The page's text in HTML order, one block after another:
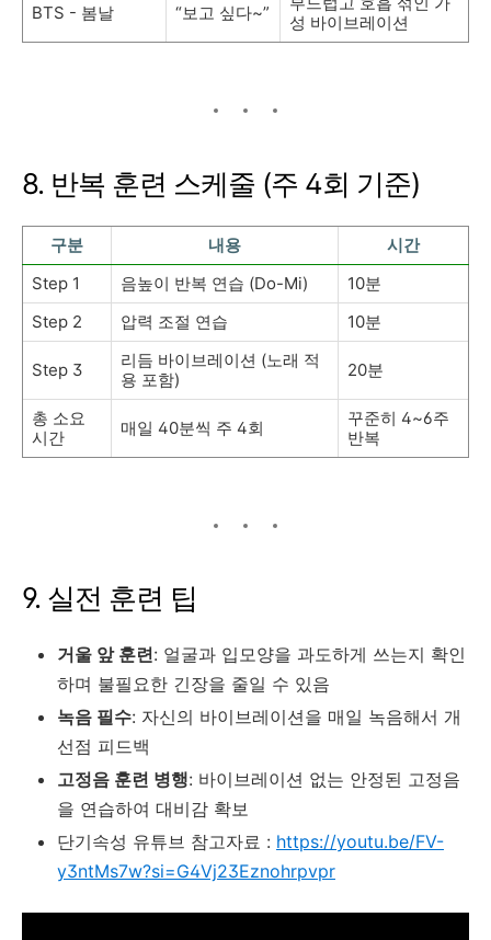
BTS - 봄날 “보고 싶다~”
성 바이브레이션
8. 반복 훈련 스케줄 (주 4회 기준)
구분 내용
시간
Step 1
음높이 반복 연습 (Do-Mi)
10분
Step 2
압력 조절 연습 10분
Step 3
리듬 바이브레이션 (노래 적
용 포함)
20분
총 소요
시간
매일 40분씩 주 4회
꾸준히 4~6주
반복
9. 실전 훈련 팁
거울 앞 훈련: 얼굴과 입모양을 과도하게 쓰는지 확인
하며 불필요한 긴장을 줄일 수 있음
녹음 필수: 자신의 바이브레이션을 매일 녹음해서 개
선점 피드백
고정음 훈련 병행: 바이브레이션 없는 안정된 고정음
을 연습하여 대비감 확보
단기속성 유튜브 참고자료 : https://youtu.be/FV-
y3ntMs7w?si=G4Vj23Eznohrpvpr